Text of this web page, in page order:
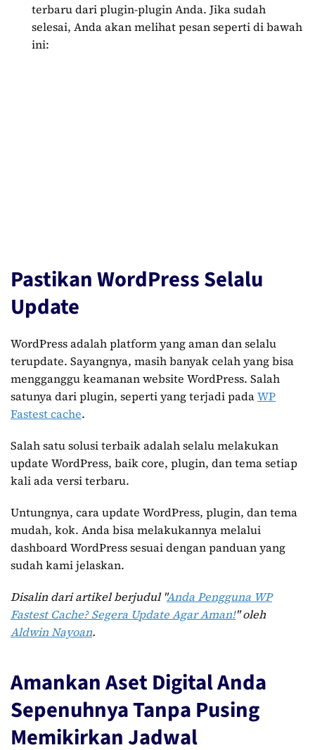
terbaru dari plugin-plugin Anda. Jika sudah
selesai, Anda akan melihat pesan seperti di bawah
ini:
Pastikan WordPress Selalu
Update
WordPress adalah platform yang aman dan selalu
terupdate. Sayangnya, masih banyak celah yang bisa
mengganggu keamanan website WordPress. Salah
satunya dari plugin, seperti yang terjadi padaWP
Fastest cache.
Salah satu solusi terbaik adalah selalu melakukan
update WordPress, baik core, plugin, dan tema setiap
kali ada versi terbaru.
Untungnya, cara update WordPress, plugin, dan tema
mudah, kok. Anda bisa melakukannya melalui
dashboard WordPress sesuai dengan panduan yang
sudah kami jelaskan.
Disalin dari artikel berjudul "Anda Pengguna WP
Fastest Cache? Segera Update Agar Aman!" oleh
Aldwin Nayoan.
Amankan Aset Digital Anda
Sepenuhnya Tanpa Pusing
Memikirkan Jadwal